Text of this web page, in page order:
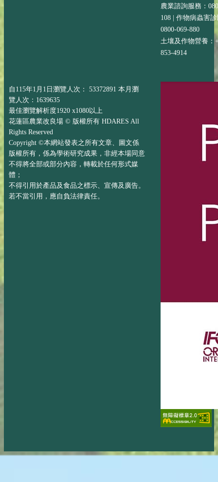
農業諮詢服務：
108 | 作物病蟲害
0800-069-880
土壤及作物營養：
853-4914
自115年1月1日瀏覽人次： 53372891 本月瀏
覽人次：1639635
最佳瀏覽解析度1920 x1080以上
花蓮區農業改良場 © 版權所有 HDARES All
Rights Reserved
Copyright ©本網站發表之所有文章、圖文係
版權所有，係為學術研究成果，非經本場同意
不得將全部或部分內容，轉載於任何形式媒
體；
不得引用於產品及食品之標示、宣傳及廣告。
若不當引用，應自負法律責任。